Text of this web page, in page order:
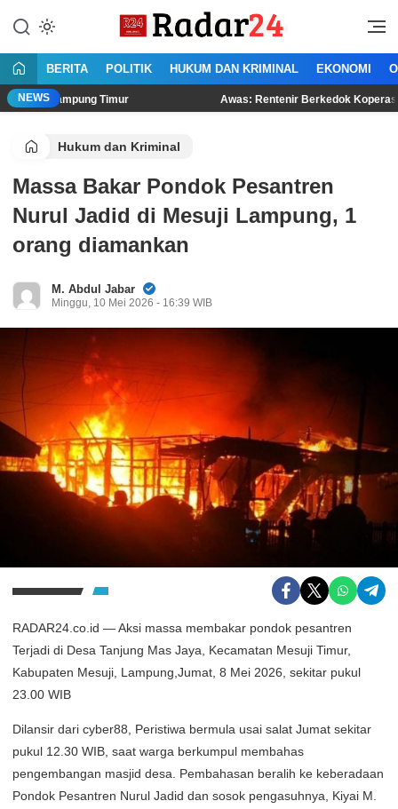
konten
Radar24.co.id
Jujur Lantang Bersuara
BERITA POLITIK HUKUM DAN KRIMINAL EKONOMI
NEWS
Timur Awas: Rentenir Berkedok Koperasi Menjamur
Hukum dan Kriminal
Massa Bakar Pondok Pesantren
Nurul Jadid di Mesuji Lampung, 1
orang diamankan
M. Abdul Jabar
Minggu, 10 Mei 2026 - 16:39 WIB
RADAR24.co.id — Aksi massa membakar pondok pesantren
Terjadi di Desa Tanjung Mas Jaya, Kecamatan Mesuji Timur,
Kabupaten Mesuji, Lampung,Jumat, 8 Mei 2026, sekitar pukul
23.00 WIB
Dilansir dari cyber88, Peristiwa bermula usai salat Jumat sekitar
pukul 12.30 WIB, saat warga berkumpul membahas
pengembangan masjid desa. Pembahasan beralih ke keberadaan
Pondok Pesantren Nurul Jadid dan sosok pengasuhnya, Kiyai M.